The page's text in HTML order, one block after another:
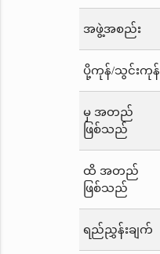
အဖွဲ့အစည်း
ပို့ကုန်/သွင်းကုန်
မှ အတည်
ဖြစ်သည်
ထိ အတည်
ဖြစ်သည်
ရည်ညွှန်းချက်